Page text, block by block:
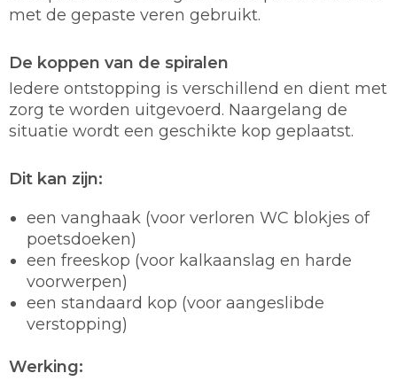
met de gepaste veren gebruikt.
De koppen van de spiralen
Iedere ontstopping is verschillend en dient met
zorg te worden uitgevoerd. Naargelang de
situatie wordt een geschikte kop geplaatst.
Dit kan zijn:
een vanghaak (voor verloren WC blokjes of
poetsdoeken)
een freeskop (voor kalkaanslag en harde
voorwerpen)
een standaard kop (voor aangeslibde
verstopping)
Werking: